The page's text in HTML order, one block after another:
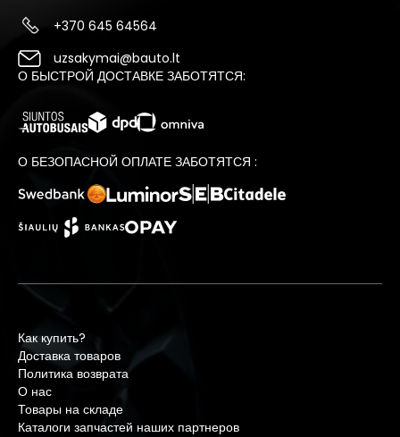
+370 645 64564
uzsakymai@bauto.lt
О БЫСТРОЙ ДОСТАВКЕ ЗАБОТЯТСЯ:
О БЕЗОПАСНОЙ ОПЛАТЕ ЗАБОТЯТСЯ :
Как купить?
Доставка товаров
Политика возврата
О нас
Товары на складе
Каталоги запчастей наших партнеров